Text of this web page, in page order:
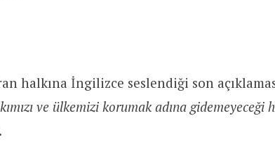
halkına İngilizce seslendiği son
ve ülkemizi korumak adına gidemeyeceği